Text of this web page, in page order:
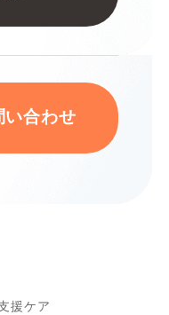
い合わせ
援ケア